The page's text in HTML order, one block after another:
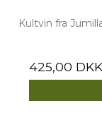
Kultvin fra
425,00 DKK